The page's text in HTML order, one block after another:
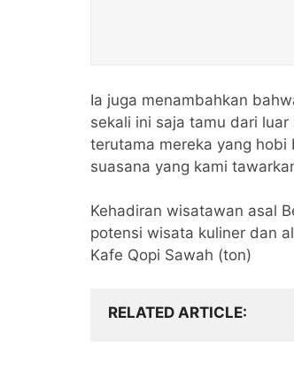
Ia juga menambahkan
sekali ini saja tamu dari
terutama mereka yang
suasana yang kami
Kehadiran wisatawan asal
potensi wisata kuliner dan
Kafe Qopi Sawah (ton)
RELATED ARTICLE